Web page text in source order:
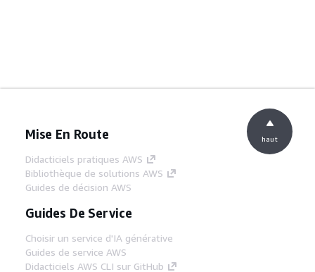
Mise En Route
Didacticiels pratiques AWS
Bibliothèque de solutions AWS
Guides de décision AWS
Guides De Service
Choisir un service d'IA générative
Guides de service AWS
Didacticiels AWS CLI sur GitHub
haut